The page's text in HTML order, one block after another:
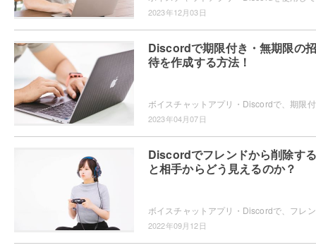
2023年12月03日
Discordで期限付き・無期限の招
待を作成する方法！
ボイスチャッ
2023年04月07日
Discordでフレンドから削除する
と相手からどう見えるのか？
2022年09月12日